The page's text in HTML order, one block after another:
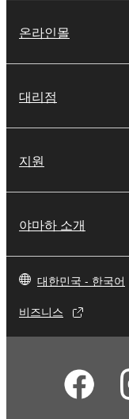
온라인몰
대리점
지원
야마하 소개
대한민국 - 한국어
비즈니스